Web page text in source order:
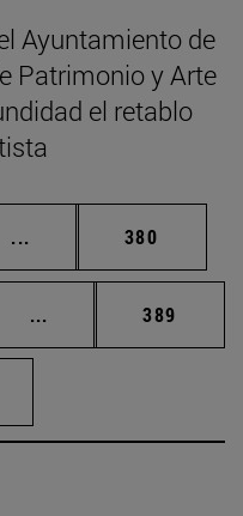
Ayuntamiento de
Patrimonio y Arte
el retablo
... Páginas intermedias
Página
380
... Páginas intermedias
Página
389